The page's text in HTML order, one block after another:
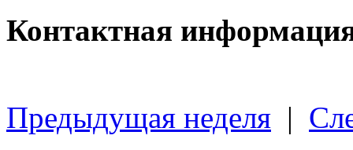
Контактная
Предыдущая неделя |